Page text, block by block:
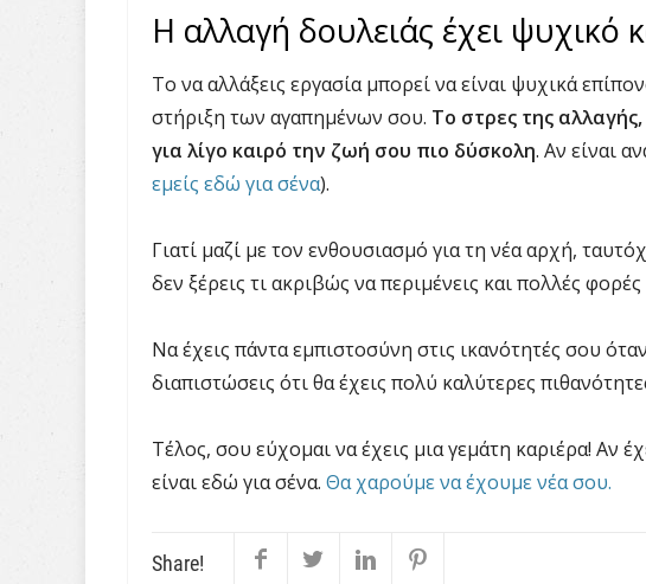
Η αλλαγή δουλειάς έχει ψυχικό
Το να αλλάξεις εργασία μπορεί να είναι ψυχικά
στήριξη των αγαπημένων σου. Το στρες της
για λίγο καιρό την ζωή σου πιο δύσκολη. Αν είναι
εμείς εδώ για σένα).
Γιατί μαζί με τον ενθουσιασμό για τη νέα αρχή,
δεν ξέρεις τι ακριβώς να περιμένεις και πολλές
Να έχεις πάντα εμπιστοσύνη στις ικανότητές σου
διαπιστώσεις ότι θα έχεις πολύ καλύτερες
Τέλος, σου εύχομαι να έχεις μια γεμάτη καριέρα! Αν
είναι εδώ για σένα. Θα χαρούμε να έχουμε νέα σου.
Share!